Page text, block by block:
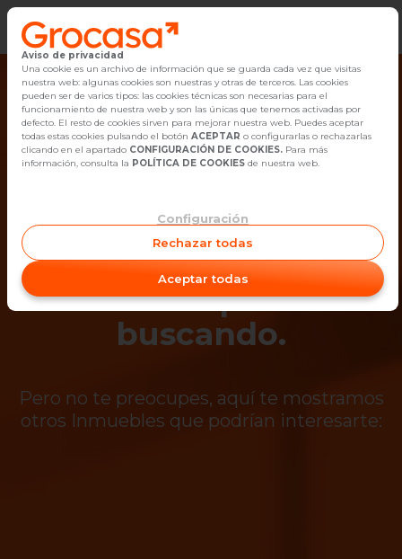
Vender
Buscar Inmuebles
Alquiler
Empleo
Oficinas
Contacto
¡Ups! Ya no está
disponible el
inmueble que estás
buscando.
Pero no te preocupes, aquí te mostramos
otros Inmuebles que podrían interesarte:
Aviso de privacidad
Una cookie es un archivo de información que se guarda cada vez que visitas
nuestra web: algunas cookies son nuestras y otras de terceros. Las cookies
pueden ser de varios tipos: las cookies técnicas son necesarias para el
funcionamiento de nuestra web y son las únicas que tenemos activadas por
defecto. El resto de cookies sirven para mejorar nuestra web. Puedes aceptar
todas estas cookies pulsando el botón ACEPTAR o configurarlas o rechazarlas
clicando en el apartado CONFIGURACIÓN DE COOKIES. Para más
información, consulta la POLÍTICA DE COOKIES de nuestra web.
Configuración
Rechazar todas
Aceptar todas